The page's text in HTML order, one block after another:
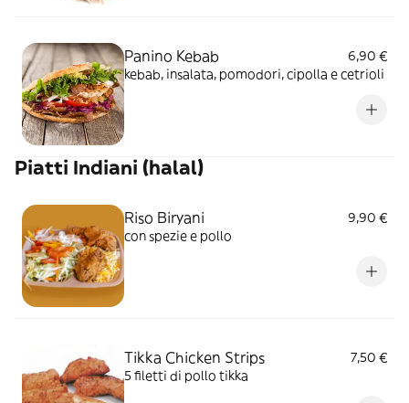
Panino Kebab
6,90 €
kebab, insalata, pomodori, cipolla e cetrioli
Piatti Indiani (halal)
Riso Biryani
9,90 €
con spezie e pollo
Tikka Chicken Strips
7,50 €
5 filetti di pollo tikka